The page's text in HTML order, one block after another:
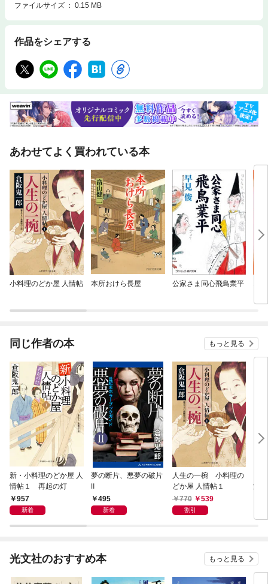
ファイルサイズ
0.15 MB
作品をシェアする
あわせてよく買われている本
小料理のどか屋 人情帖 本所おけら長屋 公家さま同心飛鳥業平
同じ作者の本 もっと見る
新・小料理のどか屋 人
情帖１ 再起の灯
957
新着
夢の断片、悪夢の破片
Ⅱ
495
新着
人生の一椀 小料理の
どか屋 人情帖１
770
539
割引
泳
光文社のおすすめ本 もっと見る